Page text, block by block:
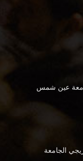
عين شمس
الجامعة